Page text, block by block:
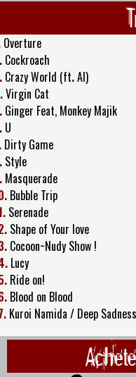
Overture
Cockroach
Crazy World (ft.AI)
Virgin Cat
Ginger Feat, Monkey Majik
U
Dirty Game
Style
Masquerade
Bubble Trip
Serenade
Shape of Your love
Cocoon~Nudy Show !
Lucy
Ride on!
Blood on Blood
Kuroi Namida / Deep Sadness